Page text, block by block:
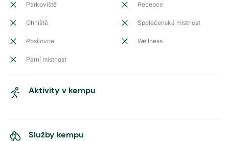
Parkoviště Recepce
Ohniště Společenská místnost
Posilovna Wellness
Parní místnost
Aktivity v kempu
Služby kempu